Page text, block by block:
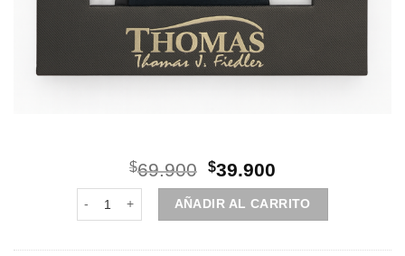
$69.900 El
precio
original
era:
$69.900.
$39.900
precio
actual
es:
$39.900.
corbatín/plastron/azul petroleo cantidad
AÑADIR AL CARRITO